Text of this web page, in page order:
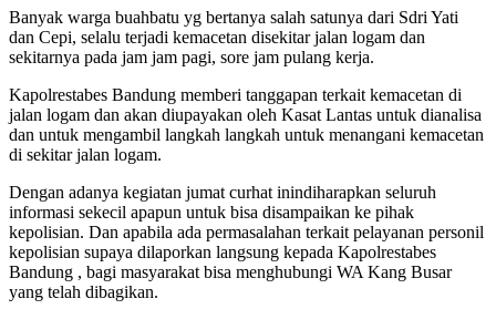
Banyak warga buahbatu yg bertanya salah satunya dari Sdri Yati
dan Cepi, selalu terjadi kemacetan disekitar jalan logam dan
sekitarnya pada jam jam pagi, sore jam pulang kerja.
Kapolrestabes Bandung memberi tanggapan terkait kemacetan di
jalan logam dan akan diupayakan oleh Kasat Lantas untuk dianalisa
dan untuk mengambil langkah langkah untuk menangani kemacetan
di sekitar jalan logam.
Dengan adanya kegiatan jumat curhat inindiharapkan seluruh
informasi sekecil apapun untuk bisa disampaikan ke pihak
kepolisian. Dan apabila ada permasalahan terkait pelayanan personil
kepolisian supaya dilaporkan langsung kepada Kapolrestabes
Bandung , bagi masyarakat bisa menghubungi WA Kang Busar
yang telah dibagikan.